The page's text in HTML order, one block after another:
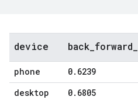
device back forward
phone 0. 6239
desktop
0. 6805